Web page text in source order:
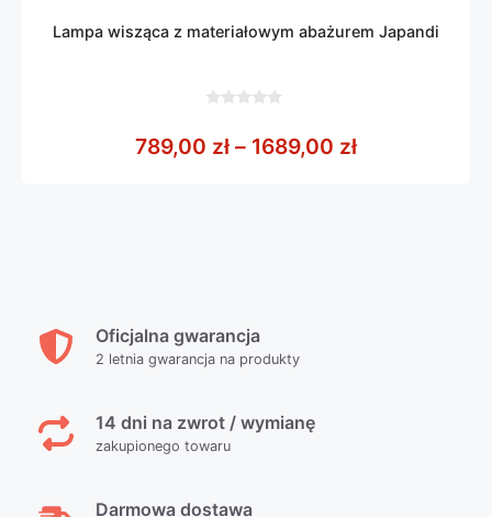
Lampa wisząca z materiałowym abażurem Japandi
5
789,00 zł – 1689,00 złZakres cen:
Oficjalna gwarancja
2 letnia gwarancja na produkty
14 dni na zwrot / wymianę
zakupionego towaru
Darmowa dostawa